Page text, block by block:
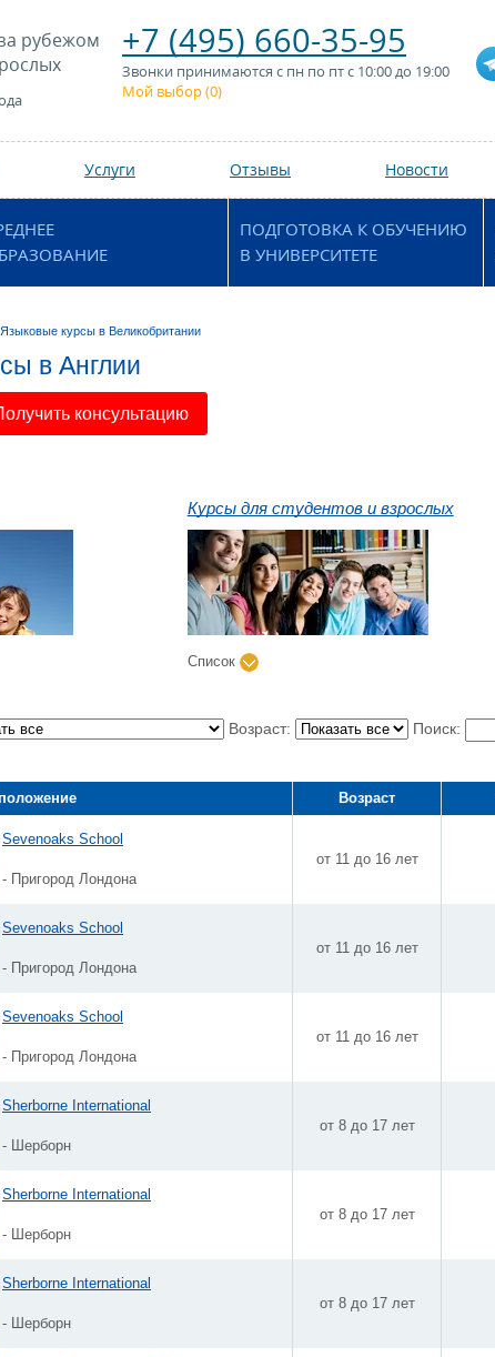
рубежом
+7 (495) 660-35-95
Звонки принимаются с пн по пт с 10:00 до 19:00
Мой выбор (0)
Услуги Отзывы Новости
ПОДГОТОВКА К ОБУЧЕНИЮ
В УНИВЕРСИТЕТЕ
Языковые курсы в Великобритании
в Англии
консультацию
Курсы для студентов и взрослых
Список
Возраст: Поиск:
Возраст
Sevenoaks School
- Пригород Лондона
от 11 до 16 лет
Sevenoaks School
- Пригород Лондона
от 11 до 16 лет
Sevenoaks School
- Пригород Лондона
от 11 до 16 лет
Sherborne International
- Шерборн
от 8 до 17 лет
Sherborne International
- Шерборн
от 8 до 17 лет
Sherborne International
- Шерборн
от 8 до 17 лет